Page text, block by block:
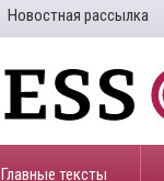
Новостная рассылка
Главные тексты